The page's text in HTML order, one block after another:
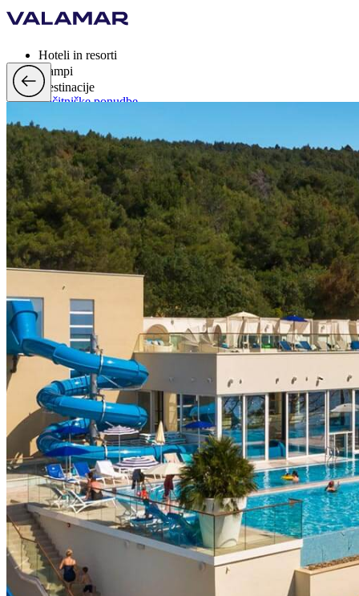
Hoteli in resorti
Kampi
Destinacije
Počitniške ponudbe
Blagovne znamke
Več
si, EUR